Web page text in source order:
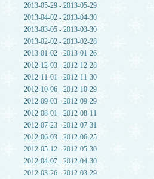
2013-05-29 - 2013-05-29
2013-04-02 - 2013-04-30
2013-03-05 - 2013-03-30
2013-02-02 - 2013-02-28
2013-01-02 - 2013-01-26
2012-12-03 - 2012-12-28
2012-11-01 - 2012-11-30
2012-10-06 - 2012-10-29
2012-09-03 - 2012-09-29
2012-08-01 - 2012-08-11
2012-07-23 - 2012-07-31
2012-06-03 - 2012-06-25
2012-05-12 - 2012-05-30
2012-04-07 - 2012-04-30
2012-03-26 - 2012-03-29